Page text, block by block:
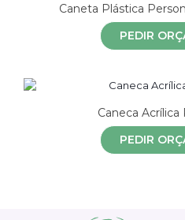
Caneta Plástica
PEDIR
Caneca Acrílica
PEDIR